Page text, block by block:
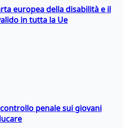
europea della disabilità e il
in tutta la Ue
penale sui giovani